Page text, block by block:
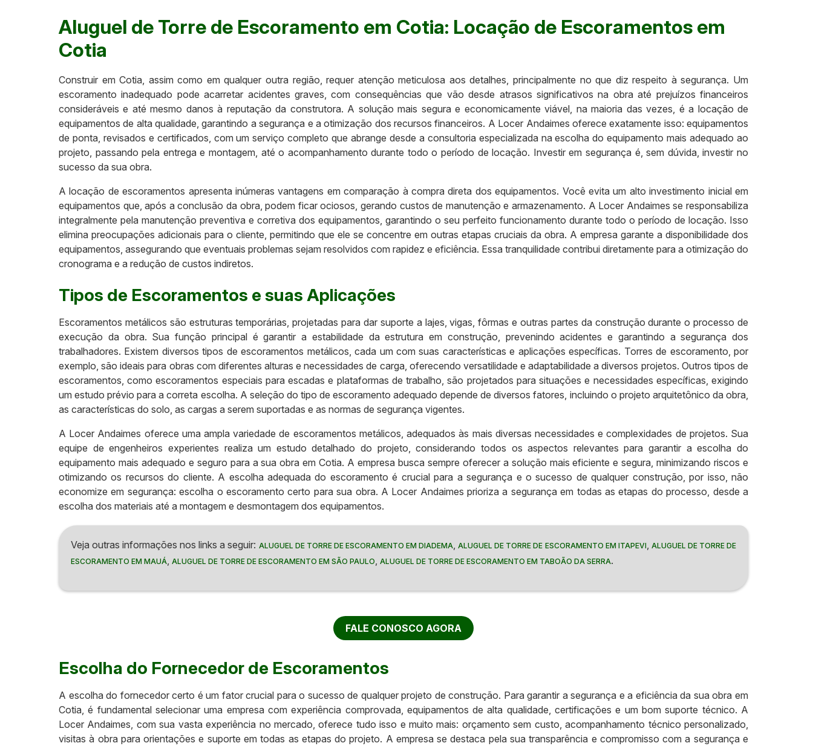
Aluguel de Torre de Escoramento em Cotia: Locação de Escoramentos em
Cotia
Construir em Cotia, assim como em qualquer outra região, requer atenção meticulosa aos detalhes, principalmente no que diz respeito à segurança. Um
escoramento inadequado pode acarretar acidentes graves, com consequências que vão desde atrasos significativos na obra até prejuízos financeiros
consideráveis e até mesmo danos à reputação da construtora. A solução mais segura e economicamente viável, na maioria das vezes, é a locação de
equipamentos de alta qualidade, garantindo a segurança e a otimização dos recursos financeiros. A Locer Andaimes oferece exatamente isso: equipamentos
de ponta, revisados e certificados, com um serviço completo que abrange desde a consultoria especializada na escolha do equipamento mais adequado ao
projeto, passando pela entrega e montagem, até o acompanhamento durante todo o período de locação. Investir em segurança é, sem dúvida, investir no
sucesso da sua obra.
A locação de escoramentos apresenta inúmeras vantagens em comparação à compra direta dos equipamentos. Você evita um alto investimento inicial em
equipamentos que, após a conclusão da obra, podem ficar ociosos, gerando custos de manutenção e armazenamento. A Locer Andaimes se responsabiliza
integralmente pela manutenção preventiva e corretiva dos equipamentos, garantindo o seu perfeito funcionamento durante todo o período de locação. Isso
elimina preocupações adicionais para o cliente, permitindo que ele se concentre em outras etapas cruciais da obra. A empresa garante a disponibilidade dos
equipamentos, assegurando que eventuais problemas sejam resolvidos com rapidez e eficiência. Essa tranquilidade contribui diretamente para a otimização do
cronograma e a redução de custos indiretos.
Tipos de Escoramentos e suas Aplicações
Escoramentos metálicos são estruturas temporárias, projetadas para dar suporte a lajes, vigas, fôrmas e outras partes da construção durante o processo de
execução da obra. Sua função principal é garantir a estabilidade da estrutura em construção, prevenindo acidentes e garantindo a segurança dos
trabalhadores. Existem diversos tipos de escoramentos metálicos, cada um com suas características e aplicações específicas. Torres de escoramento, por
exemplo, são ideais para obras com diferentes alturas e necessidades de carga, oferecendo versatilidade e adaptabilidade a diversos projetos. Outros tipos de
escoramentos, como escoramentos especiais para escadas e plataformas de trabalho, são projetados para situações e necessidades específicas, exigindo
um estudo prévio para a correta escolha. A seleção do tipo de escoramento adequado depende de diversos fatores, incluindo o projeto arquitetônico da obra,
as características do solo, as cargas a serem suportadas e as normas de segurança vigentes.
A Locer Andaimes oferece uma ampla variedade de escoramentos metálicos, adequados às mais diversas necessidades e complexidades de projetos. Sua
equipe de engenheiros experientes realiza um estudo detalhado do projeto, considerando todos os aspectos relevantes para garantir a escolha do
equipamento mais adequado e seguro para a sua obra em Cotia. A empresa busca sempre oferecer a solução mais eficiente e segura, minimizando riscos e
otimizando os recursos do cliente. A escolha adequada do escoramento é crucial para a segurança e o sucesso de qualquer construção, por isso, não
economize em segurança: escolha o escoramento certo para sua obra. A Locer Andaimes prioriza a segurança em todas as etapas do processo, desde a
escolha dos materiais até a montagem e desmontagem dos equipamentos.
Veja outras informações nos links a seguir: ALUGUEL DE TORRE DE ESCORAMENTO EM DIADEMA,ALUGUEL DE TORRE DE ESCORAMENTO EM ITAPEVI, ALUGUEL DE TORRE DE
ESCORAMENTO EM MAUÁ, ALUGUEL DE TORRE DE ESCORAMENTO EM SÃO PAULO, ALUGUEL DE TORRE DE ESCORAMENTO EM TABOÃO DA SERRA.
FALE CONOSCO AGORA
Escolha do Fornecedor de Escoramentos
A escolha do fornecedor certo é um fator crucial para o sucesso de qualquer projeto de construção. Para garantir a segurança e a eficiência da sua obra em
Cotia, é fundamental selecionar uma empresa com experiência comprovada, equipamentos de alta qualidade, certificações e um bom suporte técnico. A
Locer Andaimes, com sua vasta experiência no mercado, oferece tudo isso e muito mais: orçamento sem custo, acompanhamento técnico personalizado,
visitas à obra para orientações e suporte em todas as etapas do projeto. A empresa se destaca pela sua transparência e compromisso com a segurança e